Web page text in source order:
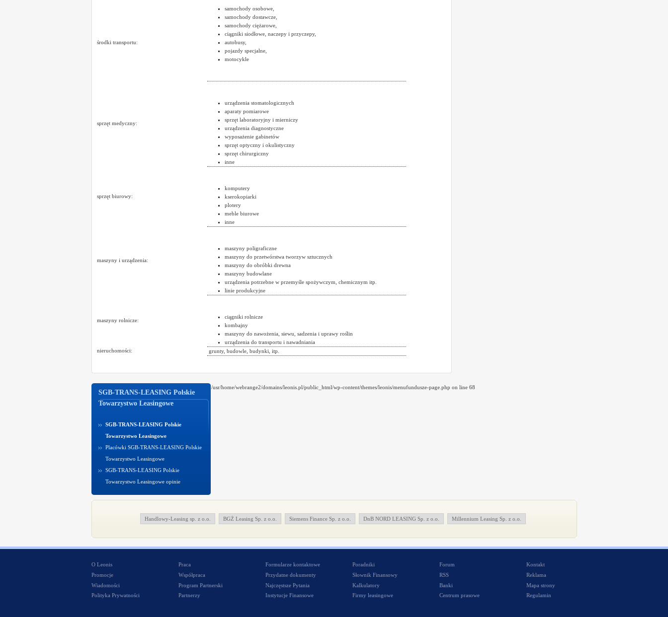
środki transportu:
samochody osobowe,
samochody dostawcze,
samochody ciężarowe,
ciągniki siodłowe, naczepy i przyczepy,
autobusy,
pojazdy specjalne,
motocykle
sprzęt medyczny:
urządzenia stomatologicznych
aparaty pomiarowe
sprzęt laboratoryjny i mierniczy
urządzenia diagnostyczne
wyposażenie gabinetów
sprzęt optyczny i okulistyczny
sprzęt chirurgiczny
inne
sprzęt biurowy:
komputery
kserokopiarki
plotery
meble biurowe
inne
maszyny i urządzenia:
maszyny poligraficzne
maszyny do przetwórstwa tworzyw sztucznych
maszyny do obróbki drewna
maszyny budowlane
urządzenia potrzebne w przemyśle spożywczym, chemicznym itp.
linie produkcyjne
maszyny rolnicze:
ciągniki rolnicze
kombajny
maszyny do nawożenia, siewu, sadzenia i uprawy roślin
urządzenia do transportu i nawadniania
nieruchomości:
grunty, budowle, budynki, itp.
/usr/home/webrange2/domains/leonis.pl/public_html/wp-content/themes/leonis/menufundusze-page.php on line 68
SGB-TRANS-LEASING Polskie
Towarzystwo Leasingowe
SGB-TRANS-LEASING Polskie
Towarzystwo Leasingowe
Placówki SGB-TRANS-LEASING Polskie
Towarzystwo Leasingowe
SGB-TRANS-LEASING Polskie
Towarzystwo Leasingowe opinie
Handlowy-Leasing sp. z o.o. BGŻ Leasing Sp. z o.o. Siemens Finance Sp. z o.o. DnB NORD LEASING Sp. z o.o. Millennium Leasing Sp. z o.o.
O Leonis
Promocje
Wiadomości
Polityka Prywatności
Praca
Współpraca
Program Partnerski
Partnerzy
Formularze kontaktowe
Przydatne dokumenty
Najczęstsze Pytania
Instytucje Finansowe
Poradniki
Słownik Finansowy
Kalkulatory
Firmy leasingowe
Forum
RSS
Banki
Centrum prasowe
Kontakt
Reklama
Mapa strony
Regulamin